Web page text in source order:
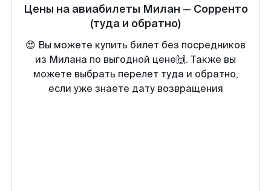
Цены на авиабилеты Милан — Сорренто
(туда и обратно)
😍 Вы можете купить билет без посредников
из Милана по выгодной цене🙌. Также вы
можете выбрать перелет туда и обратно,
если уже знаете дату возвращения